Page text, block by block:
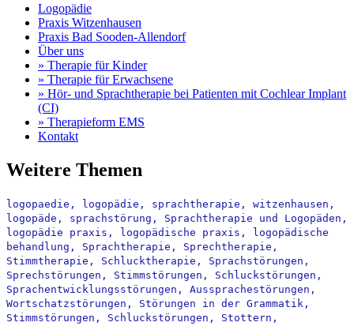
Logopädie
Praxis Witzenhausen
Praxis Bad Sooden-Allendorf
Über uns
» Therapie für Kinder
» Therapie für Erwachsene
» Hör- und Sprachtherapie bei Patienten mit Cochlear Implant
(CI)
» Therapieform EMS
Kontakt
Weitere Themen
logopaedie, logopädie, sprachtherapie, witzenhausen,
logopäde, sprachstörung, Sprachtherapie und Logopäden,
logopädie praxis, logopädische praxis, logopädische
behandlung, Sprachtherapie, Sprechtherapie,
Stimmtherapie, Schlucktherapie, Sprachstörungen,
Sprechstörungen, Stimmstörungen, Schluckstörungen,
Sprachentwicklungsstörungen, Aussprachestörungen,
Wortschatzstörungen, Störungen in der Grammatik,
Stimmstörungen, Schluckstörungen, Stottern,